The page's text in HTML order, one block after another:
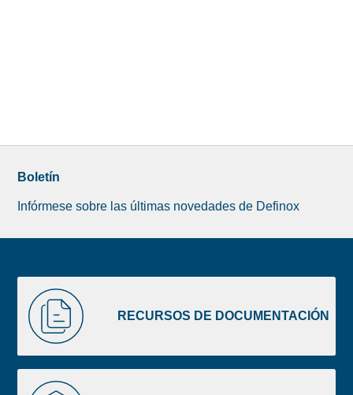
Boletín
Infórmese sobre las últimas novedades de Definox
image
footer
RECURSOS DE DOCUMENTACIÓN
RECURSOS
DE
DOCUMENTACIÓN
CAD